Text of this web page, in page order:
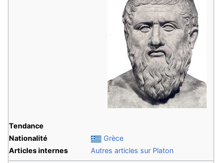
Tendance
Nationalité
Grèce
Articles internes
Autres articles sur Platon